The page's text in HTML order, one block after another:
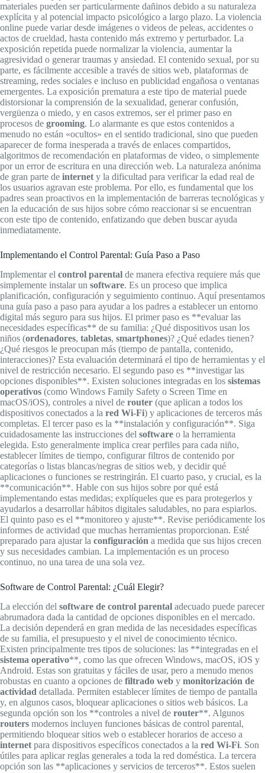
materiales pueden ser particularmente dañinos debido a su naturaleza
explícita y al potencial impacto psicológico a largo plazo. La violencia
online puede variar desde imágenes o videos de peleas, accidentes o
actos de crueldad, hasta contenido más extremo y perturbador. La
exposición repetida puede normalizar la violencia, aumentar la
agresividad o generar traumas y ansiedad. El contenido sexual, por su
parte, es fácilmente accesible a través de sitios web, plataformas de
streaming, redes sociales e incluso en publicidad engañosa o ventanas
emergentes. La exposición prematura a este tipo de material puede
distorsionar la comprensión de la sexualidad, generar confusión,
vergüenza o miedo, y en casos extremos, ser el primer paso en
procesos de grooming. Lo alarmante es que estos contenidos a
menudo no están «ocultos» en el sentido tradicional, sino que pueden
aparecer de forma inesperada a través de enlaces compartidos,
algoritmos de recomendación en plataformas de video, o simplemente
por un error de escritura en una dirección web. La naturaleza anónima
de gran parte de internet y la dificultad para verificar la edad real de
los usuarios agravan este problema. Por ello, es fundamental que los
padres sean proactivos en la implementación de barreras tecnológicas y
en la educación de sus hijos sobre cómo reaccionar si se encuentran
con este tipo de contenido, enfatizando que deben buscar ayuda
inmediatamente.
Implementando el Control Parental: Guía Paso a Paso
Implementar el control parental de manera efectiva requiere más que
simplemente instalar un software. Es un proceso que implica
planificación, configuración y seguimiento continuo. Aquí presentamos
una guía paso a paso para ayudar a los padres a establecer un entorno
digital más seguro para sus hijos. El primer paso es **evaluar las
necesidades específicas** de su familia: ¿Qué dispositivos usan los
niños (ordenadores, tabletas, smartphones)? ¿Qué edades tienen?
¿Qué riesgos le preocupan más (tiempo de pantalla, contenido,
interacciones)? Esta evaluación determinará el tipo de herramientas y el
nivel de restricción necesario. El segundo paso es **investigar las
opciones disponibles**. Existen soluciones integradas en los sistemas
operativos (como Windows Family Safety o Screen Time en
macOS/iOS), controles a nivel de router (que aplican a todos los
dispositivos conectados a la red Wi-Fi) y aplicaciones de terceros más
completas. El tercer paso es la **instalación y configuración**. Siga
cuidadosamente las instrucciones del software o la herramienta
elegida. Esto generalmente implica crear perfiles para cada niño,
establecer límites de tiempo, configurar filtros de contenido por
categorías o listas blancas/negras de sitios web, y decidir qué
aplicaciones o funciones se restringirán. El cuarto paso, y crucial, es la
**comunicación**. Hable con sus hijos sobre por qué está
implementando estas medidas; explíqueles que es para protegerlos y
ayudarlos a desarrollar hábitos digitales saludables, no para espiarlos.
El quinto paso es el **monitoreo y ajuste**. Revise periódicamente los
informes de actividad que muchas herramientas proporcionan. Esté
preparado para ajustar la configuración a medida que sus hijos crecen
y sus necesidades cambian. La implementación es un proceso
continuo, no una tarea de una sola vez.
Software de Control Parental: ¿Cuál Elegir?
La elección del software de control parental adecuado puede parecer
abrumadora dada la cantidad de opciones disponibles en el mercado.
La decisión dependerá en gran medida de las necesidades específicas
de su familia, el presupuesto y el nivel de conocimiento técnico.
Existen principalmente tres tipos de soluciones: las **integradas en el
sistema operativo**, como las que ofrecen Windows, macOS, iOS y
Android. Estas son gratuitas y fáciles de usar, pero a menudo menos
robustas en cuanto a opciones de filtrado web y monitorización de
actividad detallada. Permiten establecer límites de tiempo de pantalla
y, en algunos casos, bloquear aplicaciones o sitios web básicos. La
segunda opción son los **controles a nivel de router**. Algunos
routers modernos incluyen funciones básicas de control parental,
permitiendo bloquear sitios web o establecer horarios de acceso a
internet para dispositivos específicos conectados a la red Wi-Fi. Son
útiles para aplicar reglas generales a toda la red doméstica. La tercera
opción son las **aplicaciones y servicios de terceros**. Estos suelen